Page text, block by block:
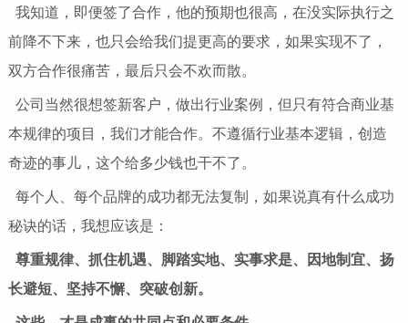
我知道，即便签了合作，他的预期也很高，在没实际执行之
前降不下来，也只会给我们提更高的要求，如果实现不了，
双方合作很痛苦，最后只会不欢而散。
公司当然很想签新客户，做出行业案例，但只有符合商业基
本规律的项目，我们才能合作。不遵循行业基本逻辑，创造
奇迹的事儿，这个给多少钱也干不了。
每个人、每个品牌的成功都无法复制，如果说真有什么成功
秘诀的话，我想应该是：
尊重规律、抓住机遇、脚踏实地、实事求是、因地制宜、扬
长避短、坚持不懈、突破创新。